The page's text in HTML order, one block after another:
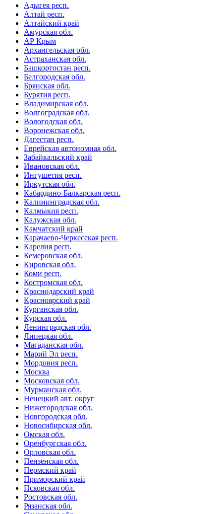
Адыгея респ.
Алтай респ.
Алтайский край
Амурская обл.
АР Крым
Архангельская обл.
Астраханская обл.
Башкортостан респ.
Белгородская обл.
Брянская обл.
Бурятия респ.
Владимирская обл.
Волгоградская обл.
Вологодская обл.
Воронежская обл.
Дагестан респ.
Еврейская автономная обл.
Забайкальский край
Ивановская обл.
Ингушетия респ.
Иркутская обл.
Кабардино-Балкарская респ.
Калининградская обл.
Калмыкия респ.
Калужская обл.
Камчатский край
Карачаево-Черкесская респ.
Карелия респ.
Кемеровская обл.
Кировская обл.
Коми респ.
Костромская обл.
Краснодарский край
Красноярский край
Курганская обл.
Курская обл.
Ленинградская обл.
Липецкая обл.
Магаданская обл.
Марий Эл респ.
Мордовия респ.
Москва
Московская обл.
Мурманская обл.
Ненецкий авт. округ
Нижегородская обл.
Новгородская обл.
Новосибирская обл.
Омская обл.
Оренбургская обл.
Орловская обл.
Пензенская обл.
Пермский край
Приморский край
Псковская обл.
Ростовская обл.
Рязанская обл.